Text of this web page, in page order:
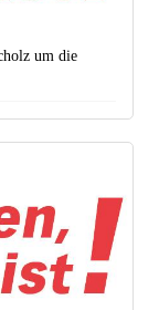
um die